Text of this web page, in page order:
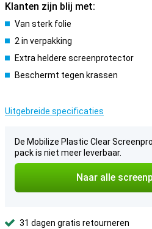
Klanten zijn blij met:
Van sterk folie
2 in verpakking
Extra heldere screenprotector
Beschermt tegen krassen
Uitgebreide specificaties
De Mobilize Plastic Clear
pack is niet meer leverbaar.
Naar alle
31 dagen gratis retourneren